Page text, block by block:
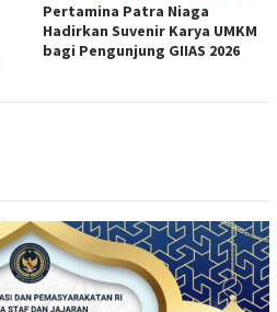
Pertamina Patra Niaga
Hadirkan Suvenir Karya UMKM
bagi Pengunjung GIIAS 2026